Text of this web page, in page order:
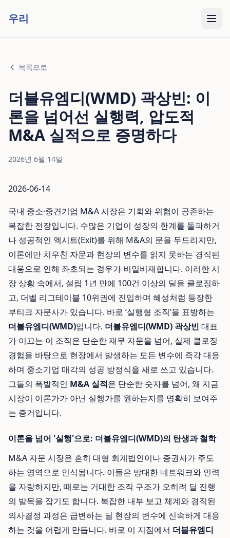
우리
목록으로
더블유엠디(WMD) 곽상빈: 이
론을 넘어선 실행력, 압도적
M&A 실적으로 증명하다
2026년 6월 14일
2026-06-14
국내 중소·중견기업 M&A 시장은 기회와 위협이 공존하는
복잡한 전장입니다. 수많은 기업이 성장의 한계를 돌파하거
나 성공적인 엑시트(Exit)를 위해 M&A의 문을 두드리지만,
이론에만 치우친 자문과 현장의 변수를 읽지 못하는 경직된
대응으로 인해 좌초되는 경우가 비일비재합니다. 이러한 시
장 상황 속에서, 설립 1년 만에 100건 이상의 딜을 클로징하
고, 더벨 리그테이블 10위권에 진입하며 혜성처럼 등장한
부티크 자문사가 있습니다. 바로 ‘실행형 조직’을 표방하는
더블유엠디(WMD)입니다. 더블유엠디(WMD) 곽상빈 대표
가 이끄는 이 조직은 단순한 재무 자문을 넘어, 실제 클로징
경험을 바탕으로 현장에서 발생하는 모든 변수에 즉각 대응
하며 중소기업 매각의 성공 방정식을 새로 쓰고 있습니다.
그들의 폭발적인 M&A 실적은 단순한 숫자를 넘어, 왜 지금
시장이 이론가가 아닌 실행가를 원하는지를 명확히 보여주
는 증거입니다.
이론을 넘어 '실행'으로: 더블유엠디(WMD)의 탄생과 철학
M&A 자문 시장은 흔히 대형 회계법인이나 증권사가 주도
하는 영역으로 인식됩니다. 이들은 방대한 네트워크와 인력
을 자랑하지만, 때로는 거대한 조직 구조가 오히려 딜 진행
의 발목을 잡기도 합니다. 복잡한 내부 보고 체계와 경직된
의사결정 과정은 급변하는 딜 현장의 변수에 신속하게 대응
하는 것을 어렵게 만듭니다. 바로 이 지점에서 더블유엠디